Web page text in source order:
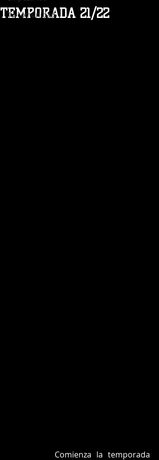
Tu comunidad
TEMPORADA 21/22